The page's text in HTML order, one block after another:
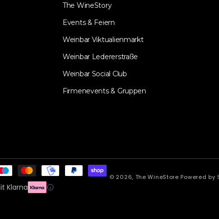
The WineStory
Events & Feiern
Weinbar Viktualienmarkt
Weinbar Ledererstraße
Weinbar Social Club
Firmenevents & Gruppen
Klarna
© 2026, The WineStore Powered by